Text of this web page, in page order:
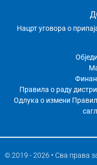
Нацрт уговора о
Правила о раду
Одлука о измени
© 2019 - 2026 • Сва права